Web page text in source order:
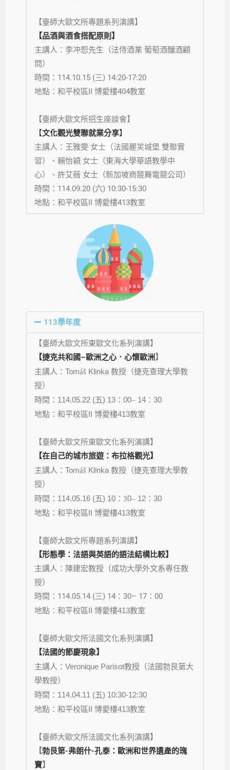
【臺師大歐文所專題系列演講】
【品酒與酒食搭配原則】
主講人：李冲恕先生（法侍酒業 葡萄酒釀酒顧
問）
時間：114.10.15 (三) 14:20-17:20
地點：和平校區II博愛樓404教室
【臺師大歐文所招生座談會】
【文化觀光雙聯就業分享】
主講人： 王雅雯 女士（法國麗芙城堡 雙聯實
習）、賴怡穎 女士 （東海大學華語教學中
心）、許艾薇 女士 （新加坡商競舞電競公司 ）
時間：114.09.20 (六) 10:30-15:30
地點：和平校區II博愛樓413教室
113學年度
【臺師大歐文所東歐文化系列演講】
【捷克共和國–歐洲之心．心懷歐洲】
主講人：Tomáš Klinka教授（捷克查理大學教
授）
時間： 114.05.22 (五) 13 ：00– 14 ：30
地點：和平校區II博愛樓413教室
【臺師大歐文所東歐文化系列演講】
【在自己的城市旅遊：布拉格觀光】
主講人：Tomáš Klinka教授（捷克查理大學教
授）
時間： 114.05.16 (五) 10 ：30– 12 ：30
地點：和平校區II博愛樓413教室
【臺師大歐文所專題系列演講】
【形態學：法語與英語的語法結構比較】
主講人：陳建宏教授（成功大學外文系專任教
授）
時間：114.05.14 (三) 14：30– 17：00
地點：和平校區II博愛樓413教室
【臺師大歐文所法國文化系列演講】
【法國的節慶現象】
主講人：Veronique Parisot教授（法國勃艮第大
學教授）
時間： 114.04.11 (五) 10:30-12:30
地點：和平校區II博愛樓413教室
【臺師大歐文所法國文化系列演講】
【勃艮第-弗朗什-孔泰：歐洲和世界遺產的瑰
寶】